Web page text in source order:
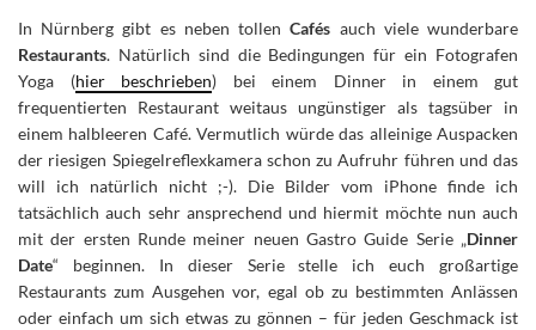
In Nürnberg gibt es neben tollenCafés auch viele wunderbare
Restaurants. Natürlich sind die Bedingungen für ein Fotografen
Yoga (hier beschrieben) bei einem Dinner in einem gut
frequentierten Restaurant weitaus ungünstiger als tagsüber in
einem halbleeren Café. Vermutlich würde das alleinige Auspacken
der riesigen Spiegelreflexkamera schon zu Aufruhr führen und das
will ich natürlich nicht ;-). Die Bilder vom iPhone finde ich
tatsächlich auch sehr ansprechend und hiermit möchte nun auch
mit der ersten Runde meiner neuen Gastro Guide Serie „Dinner
Date“ beginnen. In dieser Serie stelle ich euch großartige
Restaurants zum Ausgehen vor, egal ob zu bestimmten Anlässen
oder einfach um sich etwas zu gönnen – für jeden Geschmack ist